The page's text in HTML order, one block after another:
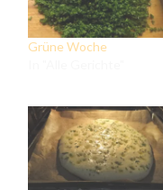
Grüne Woche